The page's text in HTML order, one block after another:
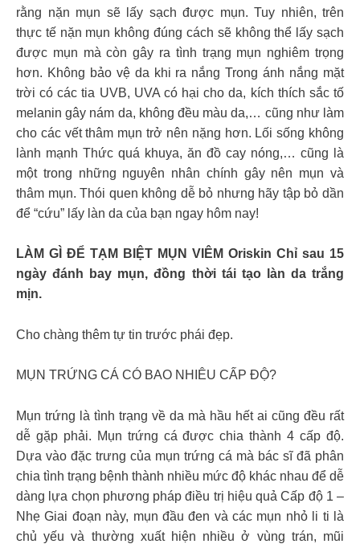
rằng nặn mụn sẽ lấy sạch được mụn. Tuy nhiên, trên
thực tế nặn mụn không đúng cách sẽ không thể lấy sạch
được mụn mà còn gây ra tình trạng mụn nghiêm trọng
hơn. Không bảo vệ da khi ra nắng Trong ánh nắng mặt
trời có các tia UVB, UVA có hại cho da, kích thích sắc tố
melanin gây nám da, không đều màu da,… cũng như làm
cho các vết thâm mụn trở nên nặng hơn. Lối sống không
lành mạnh Thức quá khuya, ăn đồ cay nóng,… cũng là
một trong những nguyên nhân chính gây nên mụn và
thâm mụn. Thói quen không dễ bỏ nhưng hãy tập bỏ dần
để “cứu” lấy làn da của bạn ngay hôm nay!
LÀM GÌ ĐỂ TẠM BIỆT MỤN VIÊM Oriskin Chỉ sau 15
ngày đánh bay mụn, đồng thời tái tạo làn da trắng
mịn.
Cho chàng thêm tự tin trước phái đẹp.
MỤN TRỨNG CÁ CÓ BAO NHIÊU CẤP ĐỘ?
Mụn trứng là tình trạng về da mà hầu hết ai cũng đều rất
dễ gặp phải. Mụn trứng cá được chia thành 4 cấp độ.
Dựa vào đặc trưng của mụn trứng cá mà bác sĩ đã phân
chia tình trạng bệnh thành nhiều mức độ khác nhau để dễ
dàng lựa chọn phương pháp điều trị hiệu quả Cấp độ 1 –
Nhẹ Giai đoạn này, mụn đầu đen và các mụn nhỏ li ti là
chủ yếu và thường xuất hiện nhiều ở vùng trán, mũi